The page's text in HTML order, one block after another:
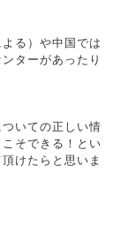
る）や中国では
ターがあったり
いての正しい情
そできる！とい
けたらと思いま